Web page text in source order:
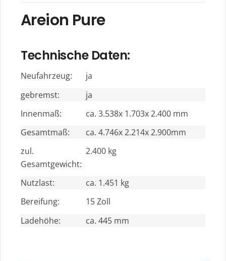
Areion Pure
Technische Daten:
Neufahrzeug:
ja
gebremst:
ja
Innenmaß:
ca. 3.538x 1.703x 2.400 mm
Gesamtmaß:
ca. 4.746x 2.214x 2.900mm
zul.
Gesamtgewicht:
2.400 kg
Nutzlast:
ca. 1.451 kg
Bereifung:
15 Zoll
Ladehöhe:
ca. 445 mm